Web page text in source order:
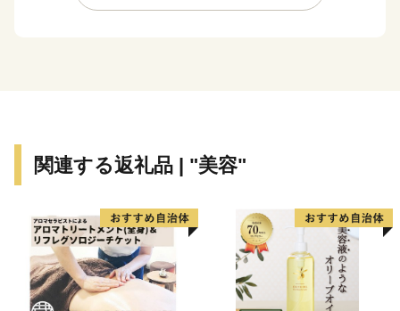
様々な政策に取り組んでいます。
の湖で行われる花火大会、マラソンなど多彩なイベント
関連する返礼品 | "美容"